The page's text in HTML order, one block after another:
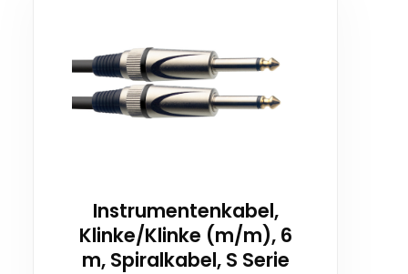
Instrumentenkabel,
Klinke/Klinke (m/m), 6
m, Spiralkabel, S Serie